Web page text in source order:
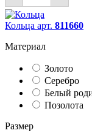
Кольца арт. 811660
Материал
Золото
Серебро
Белый
Позолота
Размер